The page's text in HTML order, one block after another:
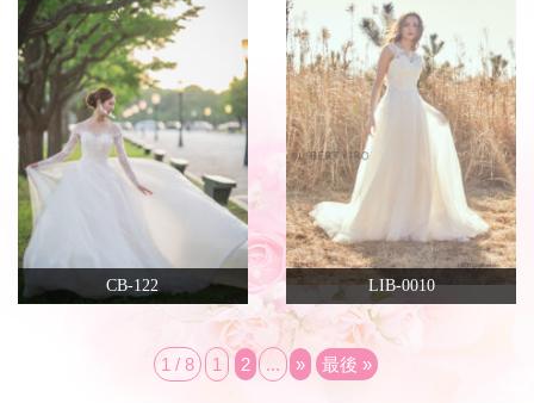
CB-122 LIB-0010
1 / 8 1 2 ... » 最後 »